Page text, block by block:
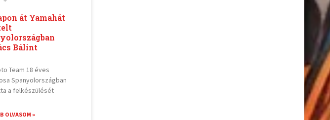
át Yamahát
Bálint
Team 18 éves
Spanyolországban
a felkészülését
OLVASOM »